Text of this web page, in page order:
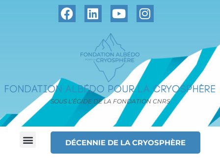
SOUS L’ÉGIDE DE LA FONDATION CNRS
DÉCENNIE DE LA CRYOSPHÈRE